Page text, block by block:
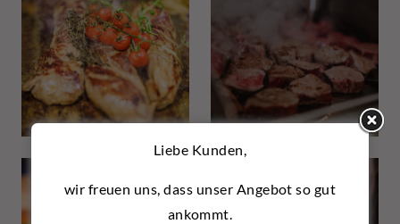
Liebe Kunden,
wir freuen uns, dass unser Angebot so gut
ankommt.